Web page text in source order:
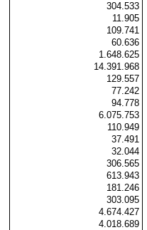
304.533
11.905
109.741
60.636
1.648.625
14.391.968
129.557
77.242
94.778
6.075.753
110.949
37.491
32.044
306.565
613.943
181.246
303.095
4.674.427
4.018.689